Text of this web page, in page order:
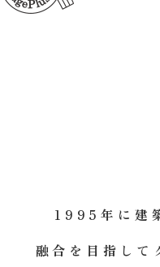
1995年に建
融合を目指して